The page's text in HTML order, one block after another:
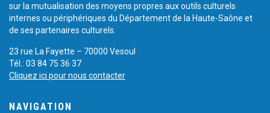
sur la mutualisation des moyens propres aux outils culturels
internes ou périphériques du Département de la Haute-Saône et
de ses partenaires culturels.
23 rue La Fayette – 70000 Vesoul
Tél.: 03 84 75 36 37
Cliquez ici pour nous contacter
NAVIGATION